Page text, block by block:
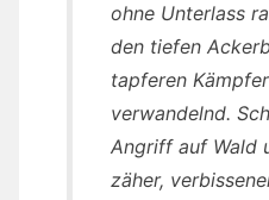
ohne Unterlass
den tiefen
tapferen
verwandelnd.
Angriff auf Wald
zäher,